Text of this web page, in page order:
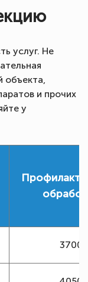
услуг. Не
объекта,
и прочих
у
3700